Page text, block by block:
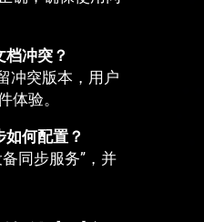
冲突？
冲突版本，用户
体验。
何配置？
同步服务”，并